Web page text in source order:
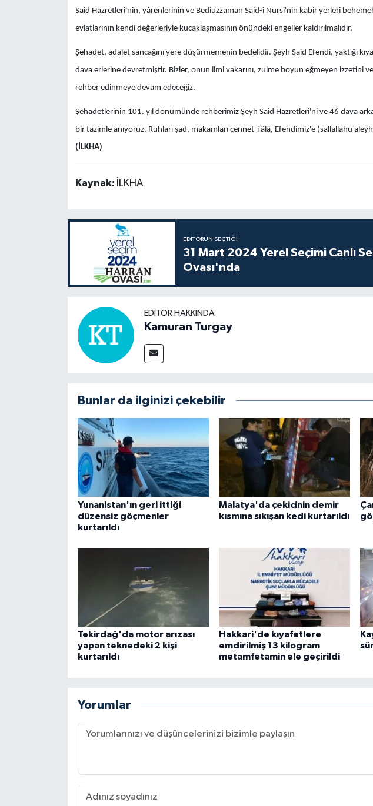
Said Hazretleri'nin, yârenlerinin ve Bediüzzaman Said-i Nursi'nin kabir yerleri
evlatlarının kendi değerleriyle kucaklaşmasının önündeki engeller kaldırılmalıdır.
​Şehadet, adalet sancağını yere düşürmemenin bedelidir. Şeyh Said Efendi, yaktığı
dava erlerine devretmiştir. Bizler, onun ilmi vakarını, zulme boyun eğmeyen izzetini
rehber edinmeye devam edeceğiz.
​Şehadetlerinin 101. yıl dönümünde rehberimiz Şeyh Said Hazretleri'ni ve 46 dava
bir tazimle anıyoruz. Ruhları şad, makamları cennet-i âlâ, Efendimiz'e (sallallahu
(İLKHA)
Kaynak: İLKHA
EDITÖRÜN SEÇTIĞI
31 Mart 2024 Yerel Seçimi Canlı
Ovası'nda
EDITÖR HAKKINDA
Kamuran Turgay
Bunlar da ilginizi çekebilir
Yunanistan'ın geri ittiği
düzensiz göçmenler
kurtarıldı
Malatya'da çekicinin demir
kısmına sıkışan kedi kurtarıldı
Tekirdağ'da motor arızası
yapan teknedeki 2 kişi
kurtarıldı
Hakkari'de kıyafetlere
emdirilmiş 13 kilogram
metamfetamin ele geçirildi
Yorumlar